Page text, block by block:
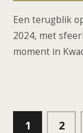
Een terugblik
2024, met
moment in
1 2